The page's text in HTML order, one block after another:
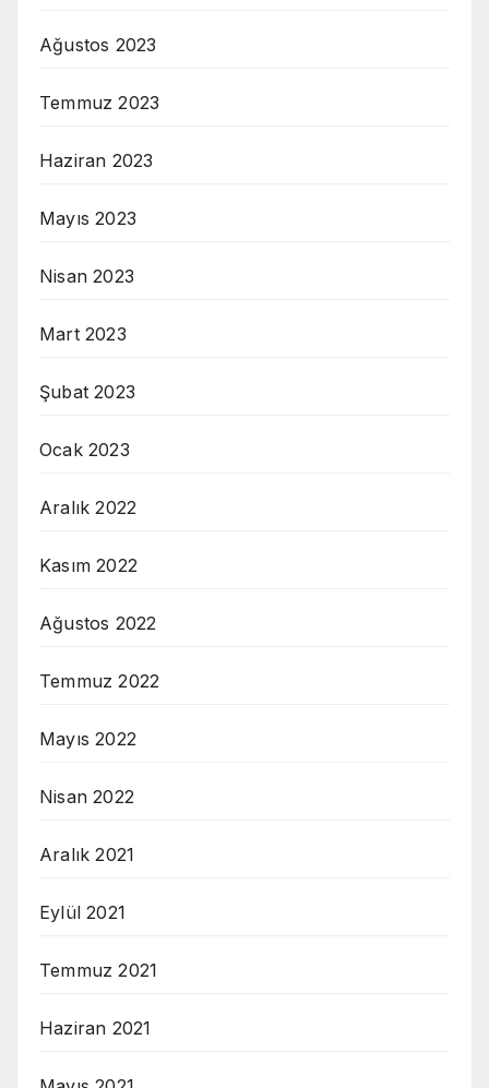
Ağustos 2023
Temmuz 2023
Haziran 2023
Mayıs 2023
Nisan 2023
Mart 2023
Şubat 2023
Ocak 2023
Aralık 2022
Kasım 2022
Ağustos 2022
Temmuz 2022
Mayıs 2022
Nisan 2022
Aralık 2021
Eylül 2021
Temmuz 2021
Haziran 2021